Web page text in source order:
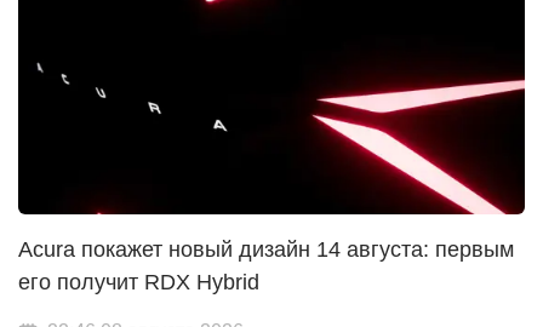
Acura покажет новый дизайн 14 августа: первым
его получит RDX Hybrid